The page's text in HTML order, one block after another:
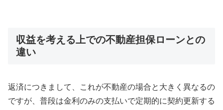
収益を考える上での不動産担保ローンとの
違い
返済につきまして、これが不動産の場合と大きく異なるの
ですが、普段は金利のみの支払いで定期的に契約更新する